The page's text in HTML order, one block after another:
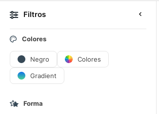
Filtros
Colores
Negro Colores
Gradient
Forma